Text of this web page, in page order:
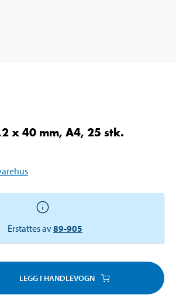
x 40 mm, A4, 25 stk.
Erstattes av89-905
LEGG I HANDLEVOGN